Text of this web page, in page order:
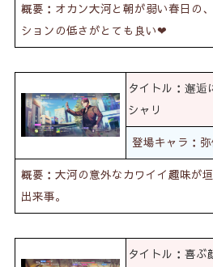
概要：オカン大河と朝が弱い春日の
ションの低さがとても良い❤
タイトル：邂逅
シャリ
登場キャラ：
概要：大河の意外なカワイイ趣味が
出来事。
タイトル：喜ぶ